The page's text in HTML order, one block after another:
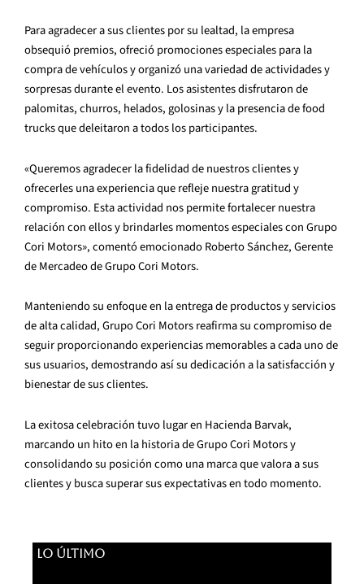
Para agradecer a sus clientes por su lealtad, la empresa
obsequió premios, ofreció promociones especiales para la
compra de vehículos y organizó una variedad de actividades y
sorpresas durante el evento. Los asistentes disfrutaron de
palomitas, churros, helados, golosinas y la presencia de food
trucks que deleitaron a todos los participantes.
«Queremos agradecer la fidelidad de nuestros clientes y
ofrecerles una experiencia que refleje nuestra gratitud y
compromiso. Esta actividad nos permite fortalecer nuestra
relación con ellos y brindarles momentos especiales con Grupo
Cori Motors», comentó emocionado Roberto Sánchez, Gerente
de Mercadeo de Grupo Cori Motors.
Manteniendo su enfoque en la entrega de productos y servicios
de alta calidad, Grupo Cori Motors reafirma su compromiso de
seguir proporcionando experiencias memorables a cada uno de
sus usuarios, demostrando así su dedicación a la satisfacción y
bienestar de sus clientes.
La exitosa celebración tuvo lugar en Hacienda Barvak,
marcando un hito en la historia de Grupo Cori Motors y
consolidando su posición como una marca que valora a sus
clientes y busca superar sus expectativas en todo momento.
LO ÚLTIMO